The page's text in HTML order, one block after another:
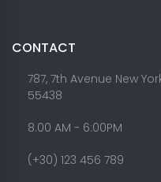
CONTACT
787, 7th Avenue New
55438
8.00 AM - 6:00PM
(+30) 123 456 789